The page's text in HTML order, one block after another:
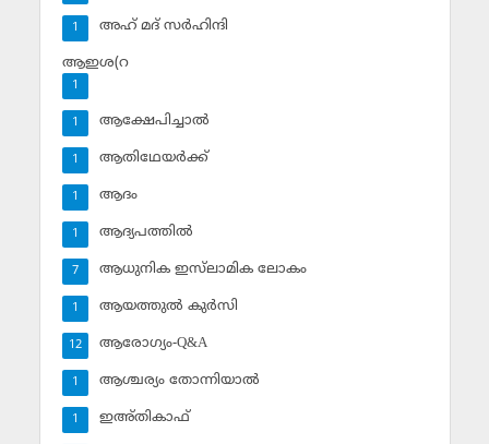
അഹ് മദ് സര്‍ഹിന്ദി
1
ആഇശ(റ
1
ആക്ഷേപിച്ചാല്‍
1
ആതിഥേയര്‍ക്ക്
1
ആദം
1
ആദ്യപത്തില്‍
1
ആധുനിക ഇസ്‌ലാമിക ലോകം
7
ആയത്തുല്‍ കുര്‍സി
1
ആരോഗ്യം-Q&A
12
ആശ്ചര്യം തോന്നിയാല്‍
1
ഇഅ്തികാഫ്‌
1